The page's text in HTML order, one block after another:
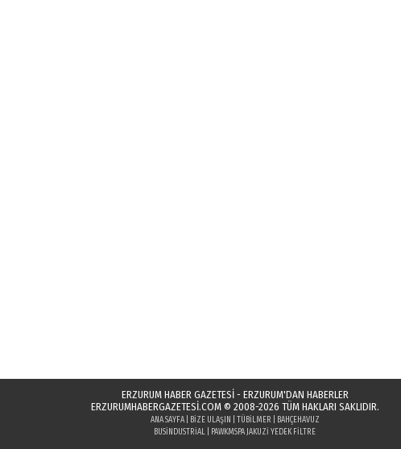
ERZURUM HABER GAZETESİ - ERZURUM'DAN HABERLER
ERZURUMHABERGAZETESI.COM© 2008-2026 TÜM HAKLARI SAKLIDIR.
ANA SAYFA| BIZE ULAŞIN TÜBILMER
BAHÇEHAVUZ
BUSINDUSTRIAL
PAWKMSPA JAKUZI YEDEK FILTRE